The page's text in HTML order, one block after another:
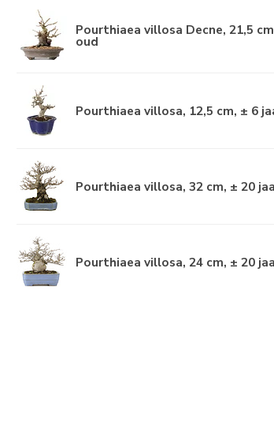
Pourthiaea villosa Decne, 21,5
oud
Pourthiaea villosa, 12,5 cm, ± 6
Pourthiaea villosa, 32 cm, ± 20
Pourthiaea villosa, 24 cm, ± 20